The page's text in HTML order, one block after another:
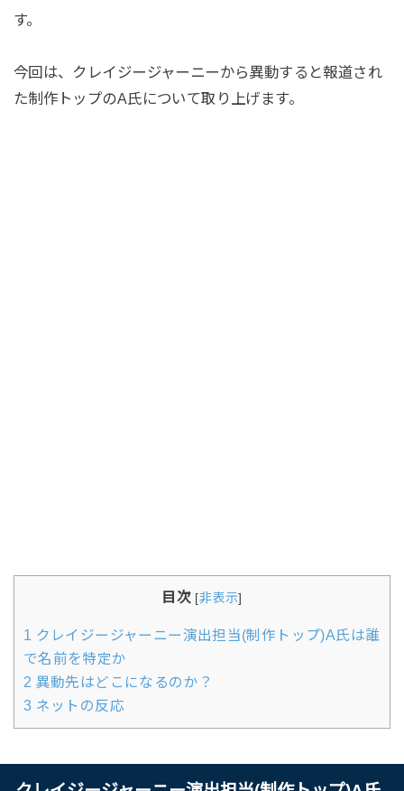
す。
今回は、クレイジージャーニーから異動すると報道され
た制作トップのA氏について取り上げます。
目次 [非表示]
1 クレイジージャーニー演出担当(制作トップ)A氏は誰
で名前を特定か
2 異動先はどこになるのか？
3 ネットの反応